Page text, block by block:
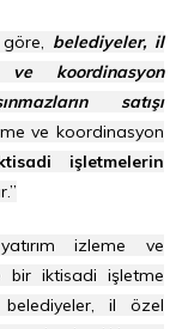
belediyeler, il
koordinasyon
satışı
ve koordinasyon
işletmelerin
izleme ve
bir iktisadi işletme
belediyeler, il özel